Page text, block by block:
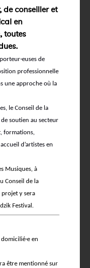
conseiller et
en
toutes
de
professionnelle
une approche où la
le Conseil de la
soutien au secteur
formations,
d’artistes en
Musiques, à
Conseil de la
projet y sera
Festival.
en
être mentionné sur